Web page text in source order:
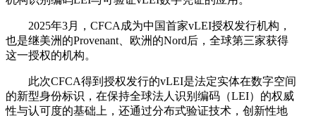
2025年3月，CFCA成为中国首家vLEI授权发行机构，
也是继美洲的Provenant、欧洲的Nord后，全球第三家获得
这一授权的机构。
此次CFCA得到授权发行的vLEI是法定实体在数字空间
的新型身份标识，在保持全球法人识别编码（LEI）的权威
性与认可度的基础上，还通过分布式验证技术，创新性地